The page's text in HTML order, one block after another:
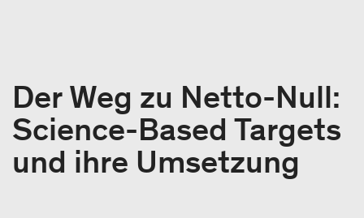
Der Weg zu Netto-Null:
Science-Based Targets
und ihre Umsetzung